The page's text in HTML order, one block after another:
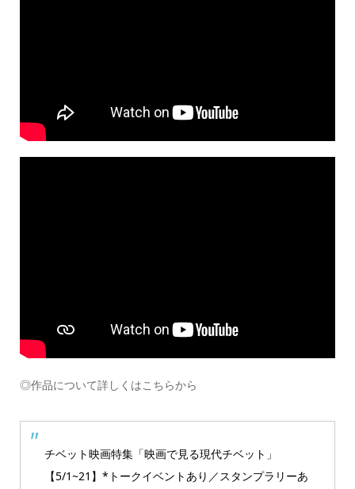
◎作品について詳しくはこちらから
チベット映画特集「映画で見る現代チベット」
【5/1~21】*トークイベントあり／スタンプラリーあ